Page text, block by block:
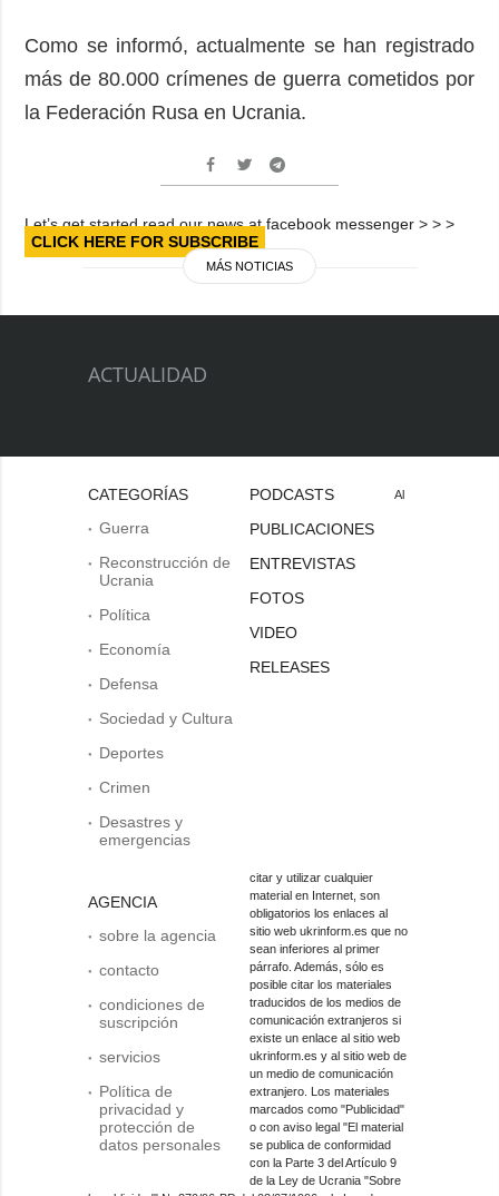
Como se informó, actualmente se han registrado
más de 80.000 crímenes de guerra cometidos por
la Federación Rusa en Ucrania.
Let’s get started read our news at facebook messenger > > >
CLICK HERE FOR SUBSCRIBE
MÁS NOTICIAS
ACTUALIDAD
CATEGORÍAS
Guerra
Reconstrucción de
Ucrania
Política
Economía
Defensa
Sociedad y Cultura
Deportes
Crimen
Desastres y
emergencias
AGENCIA
sobre la agencia
contacto
condiciones de
suscripción
servicios
Política de
privacidad y
protección de
datos personales
PODCASTS
PUBLICACIONES
ENTREVISTAS
FOTOS
VIDEO
RELEASES
Al
citar y utilizar cualquier
material en Internet, son
obligatorios los enlaces al
sitio web ukrinform.es que no
sean inferiores al primer
párrafo. Además, sólo es
posible citar los materiales
traducidos de los medios de
comunicación extranjeros si
existe un enlace al sitio web
ukrinform.es y al sitio web de
un medio de comunicación
extranjero. Los materiales
marcados como "Publicidad"
o con aviso legal "El material
se publica de conformidad
con la Parte 3 del Artículo 9
de la Ley de Ucrania "Sobre